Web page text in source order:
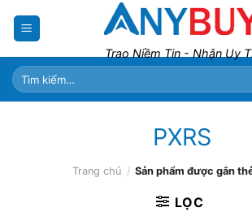
Trao Niềm Tin - Nhận Uy
Tìm
kiếm:
PXRS
Trang chủ / Sản phẩm được gắn thẻ
LỌC